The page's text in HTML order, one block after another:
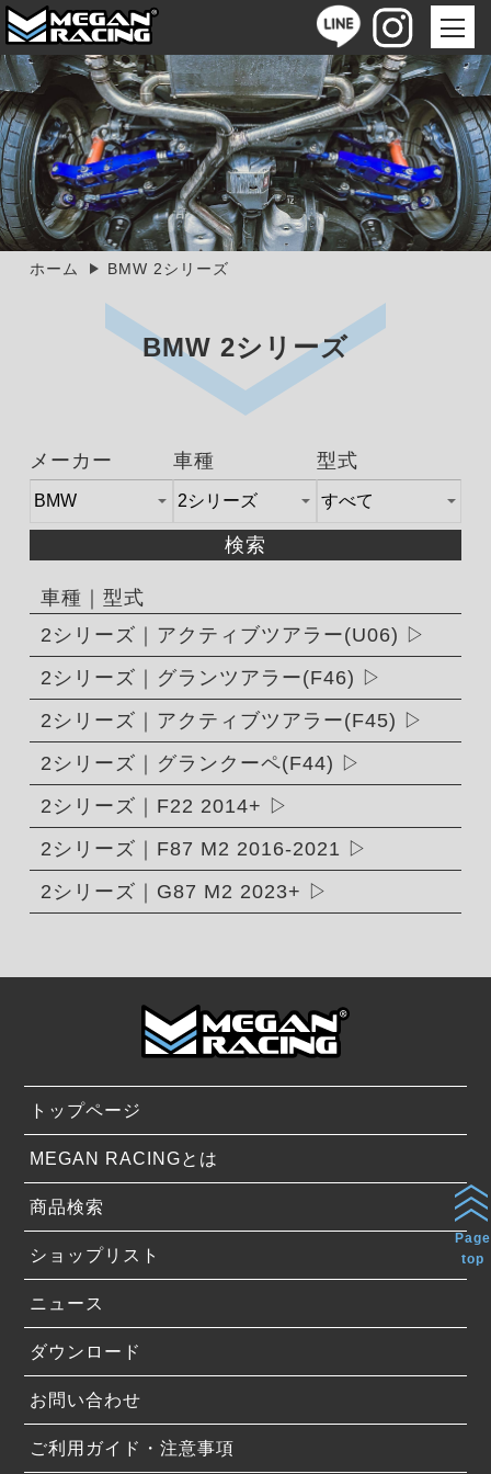
ホーム BMW 2シリーズ
BMW 2シリーズ
メーカー 車種 型式
検索
車種｜型式
2シリーズ｜アクティブツアラー(U06)
2シリーズ｜グランツアラー(F46)
2シリーズ｜アクティブツアラー(F45)
2シリーズ｜グランクーペ(F44)
2シリーズ｜F22 2014+
2シリーズ｜F87 M2 2016-2021
2シリーズ｜G87 M2 2023+
トップページ
MEGAN RACINGとは
商品検索
ショップリスト
ニュース
ダウンロード
お問い合わせ
ご利用ガイド・注意事項
Page
top